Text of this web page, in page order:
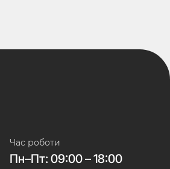
Час роботи
Пн–Пт: 09:00 – 18:00